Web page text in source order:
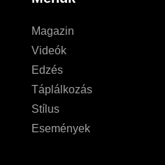
Magazin
Videók
Edzés
Táplálkozás
Stílus
Események